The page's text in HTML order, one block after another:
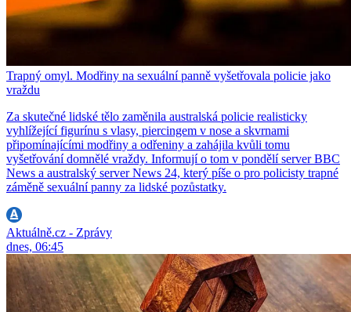
Trapný omyl. Modřiny na sexuální panně vyšetřovala policie jako
vraždu
Za skutečné lidské tělo zaměnila australská policie realisticky
vyhlížející figurínu s vlasy, piercingem v nose a skvrnami
připomínajícími modřiny a odřeniny a zahájila kvůli tomu
vyšetřování domnělé vraždy. Informují o tom v pondělí server BBC
News a australský server News 24, který píše o pro policisty trapné
záměně sexuální panny za lidské pozůstatky.
Aktuálně.cz - Zprávy
dnes, 06:45